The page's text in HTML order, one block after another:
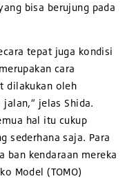
bisa berujung pada
tepat juga kondisi
cara
dilakukan oleh
jelas Shida.
hal itu cukup
sederhana saja. Para
ban kendaraan mereka
Model (TOMO)